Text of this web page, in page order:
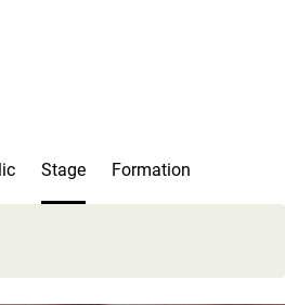
Stage Formation